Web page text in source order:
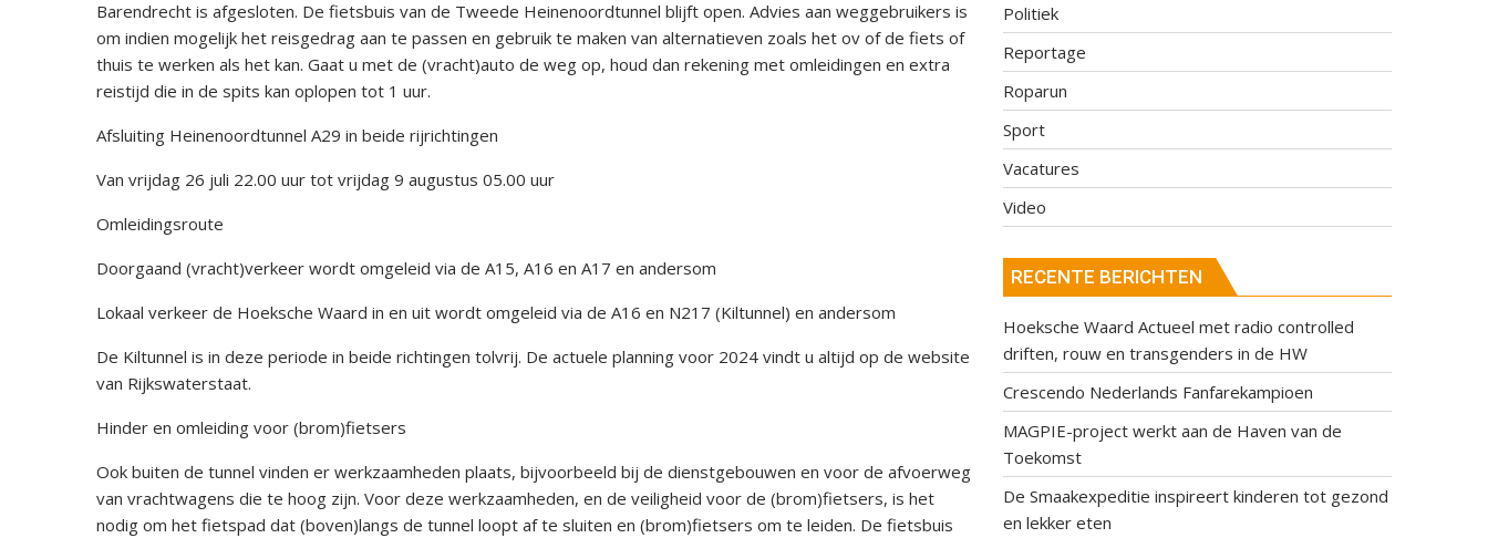
Barendrecht is afgesloten. De fietsbuis van de Tweede Heinenoordtunnel blijft open. Advies aan weggebruikers is
om indien mogelijk het reisgedrag aan te passen en gebruik te maken van alternatieven zoals het ov of de fiets of
thuis te werken als het kan. Gaat u met de (vracht)auto de weg op, houd dan rekening met omleidingen en extra
reistijd die in de spits kan oplopen tot 1 uur.
Afsluiting Heinenoordtunnel A29 in beide rijrichtingen
Van vrijdag 26 juli 22.00 uur tot vrijdag 9 augustus 05.00 uur
Omleidingsroute
Doorgaand (vracht)verkeer wordt omgeleid via de A15, A16 en A17 en andersom
Lokaal verkeer de Hoeksche Waard in en uit wordt omgeleid via de A16 en N217 (Kiltunnel) en andersom
De Kiltunnel is in deze periode in beide richtingen tolvrij. De actuele planning voor 2024 vindt u altijd op de website
van Rijkswaterstaat.
Hinder en omleiding voor (brom)fietsers
Ook buiten de tunnel vinden er werkzaamheden plaats, bijvoorbeeld bij de dienstgebouwen en voor de afvoerweg
van vrachtwagens die te hoog zijn. Voor deze werkzaamheden, en de veiligheid voor de (brom)fietsers, is het
nodig om het fietspad dat (boven)langs de tunnel loopt af te sluiten en (brom)fietsers om te leiden. De fietsbuis
Politiek
Reportage
Roparun
Sport
Vacatures
Video
RECENTE BERICHTEN
Hoeksche Waard Actueel met radio controlled
driften, rouw en transgenders in de HW
Crescendo Nederlands Fanfarekampioen
MAGPIE-project werkt aan de Haven van de
Toekomst
De Smaakexpeditie inspireert kinderen tot gezond
en lekker eten